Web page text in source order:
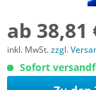
ab 38,81
inkl. MwSt.zzgl.
Sofort